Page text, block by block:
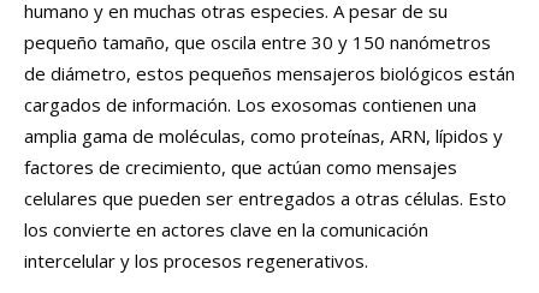
humano y en muchas otras especies. A pesar de su
pequeño tamaño, que oscila entre 30 y 150 nanómetros
de diámetro, estos pequeños mensajeros biológicos están
cargados de información. Los exosomas contienen una
amplia gama de moléculas, como proteínas, ARN, lípidos y
factores de crecimiento, que actúan como mensajes
celulares que pueden ser entregados a otras células. Esto
los convierte en actores clave en la comunicación
intercelular y los procesos regenerativos.